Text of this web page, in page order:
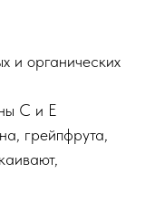
и органических
C и Е
грейпфрута,